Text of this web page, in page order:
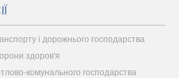
і дорожнього господарства
здоров'я
комунального господарства